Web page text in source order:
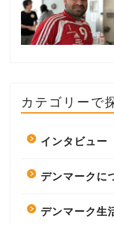
カテゴリーで
インタビュー
デンマークに
デンマーク生